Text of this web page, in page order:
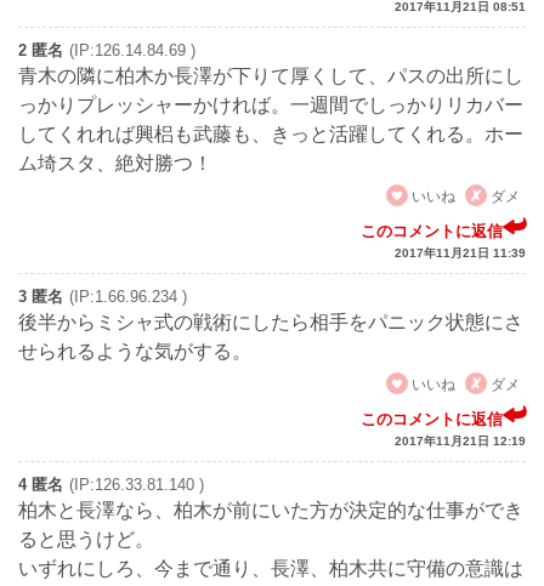
2017年11月21日 08:51
2 匿名 (IP:126.14.84.69 )
青木の隣に柏木か長澤が下りて厚くして、パスの出所にし
っかりプレッシャーかければ。一週間でしっかりリカバー
してくれれば興梠も武藤も、きっと活躍してくれる。ホー
ム埼スタ、絶対勝つ！
いいね
ダメ
このコメントに返信
2017年11月21日 11:39
3 匿名 (IP:1.66.96.234 )
後半からミシャ式の戦術にしたら相手をパニック状態にさ
せられるような気がする。
いいね
ダメ
このコメントに返信
2017年11月21日 12:19
4 匿名 (IP:126.33.81.140 )
柏木と長澤なら、柏木が前にいた方が決定的な仕事ができ
ると思うけど。
いずれにしろ、今まで通り、長澤、柏木共に守備の意識は